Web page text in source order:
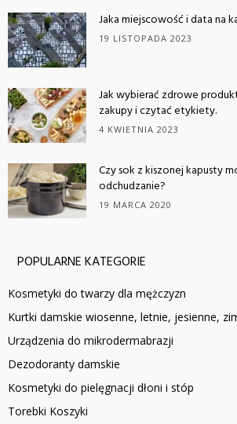
Jaka miejscowość i data na
19 LISTOPADA 2023
Jak wybierać zdrowe
zakupy i czytać etykiety.
4 KWIETNIA 2023
Czy sok z kiszonej kapusty
odchudzanie?
19 MARCA 2020
POPULARNE KATEGORIE
Kosmetyki do twarzy dla mężczyzn
Kurtki damskie wiosenne, letnie, jesienne,
Urządzenia do mikrodermabrazji
Dezodoranty damskie
Kosmetyki do pielęgnacji dłoni i stóp
Torebki Koszyki